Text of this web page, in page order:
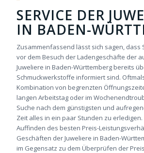
SERVICE DER
IN BADEN-
Zusammenfassend lässt sich sagen, dass
vor dem Besuch der Ladengeschäfte der
Juweliere in Baden-Württemberg bereits
Schmuckwerkstoffe informiert sind.
Kombination von begrenzten
langen Arbeitstag oder im
Suche nach dem günstigsten und
Zeit alles in ein paar Stunden zu erledigen.
Auffinden des besten Preis-
Geschäften der Juweliere in Baden-
im Gegensatz zu dem Überprüfen der